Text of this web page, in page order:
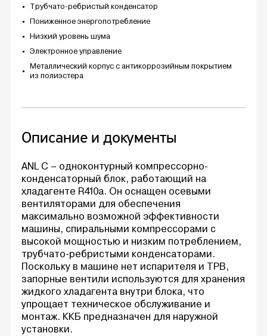
Трубчато-ребристый конденсатор
Пониженное энергопотребление
Низкий уровень шума
Электронное управление
Металлический корпус с антикоррозийным покрытием
из полиэстера
Описание и документы
ANL C – одноконтурный компрессорно-
конденсаторный блок, работающий на
хладагенте R410a. Он оснащен осевыми
вентиляторами для обеспечения
максимально возможной эффективности
машины, спиральными компрессорами с
высокой мощностью и низким потреблением,
трубчато-ребристыми конденсаторами.
Поскольку в машине нет испарителя и ТРВ,
запорные вентили используются для хранения
жидкого хладагента внутри блока, что
упрощает техническое обслуживание и
монтаж. ККБ предназначен для наружной
установки.